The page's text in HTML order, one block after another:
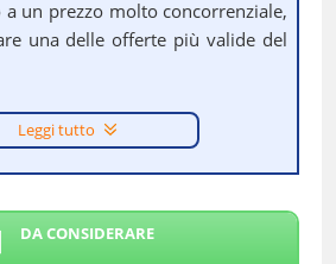
a un prezzo molto concorrenziale,
una delle offerte più valide del
Leggi tutto
DA CONSIDERARE